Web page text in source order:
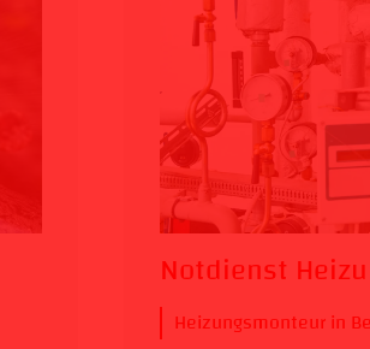
Notdienst
Heizungsmonteur in